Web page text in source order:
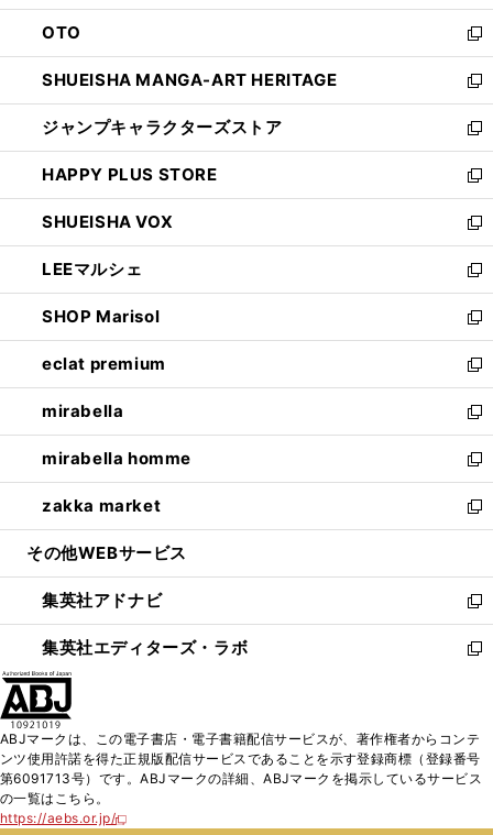
ウ
で
開
く
ン
ド
ウ
で
開
く
OTO
新
し
い
ウ
ィ
ン
ド
ウ
で
開
く
SHUEISHA MANGA-ART HERITAGE
新
し
い
ウ
ィ
ン
ド
ウ
で
開
く
ジャンプキャラクターズストア
新
し
い
ウ
ィ
ン
ド
ウ
で
開
く
HAPPY PLUS STORE
新
し
い
ウ
ィ
ン
ド
ウ
で
開
く
SHUEISHA VOX
新
し
い
ウ
ィ
ン
ド
ウ
で
開
く
LEEマルシェ
新
し
い
ウ
ィ
ン
ド
ウ
で
開
く
SHOP Marisol
新
し
い
ウ
ィ
ン
ド
ウ
で
開
eclat premium
新
し
い
ウ
ィ
ン
ド
ウ
開
く
mirabella
新
し
い
ウ
ィ
ン
ウ
で
開
く
mirabella homme
新
し
い
ウ
ン
ド
ウ
で
zakka market
新
し
ウ
ィ
ン
ド
く
その他WEBサービス
集英社アドナビ
新
し
い
ド
ウ
で
集英社エディターズ・ラボ
新
ィ
ン
ABJマークは、この電子書店・電子書籍配信サービスが、著作権者からコンテ
ンツ使用許諾を得た正規版配信サービスであることを示す登録商標（登録番号
第6091713号）です。ABJマークの詳細、ABJマークを掲示しているサービス
の一覧はこちら。
https://aebs.or.jp/
新